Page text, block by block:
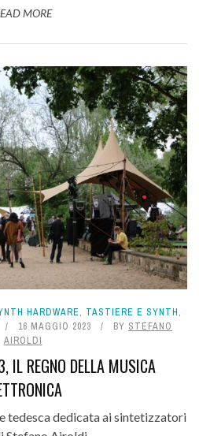
MORE
HARDWARE, TASTIERE E SYNTH,
16 MAGGIO 2023 BY STEFANO
AIROLDI
IL REGNO DELLA MUSICA
tedesca dedicata ai sintetizzatori